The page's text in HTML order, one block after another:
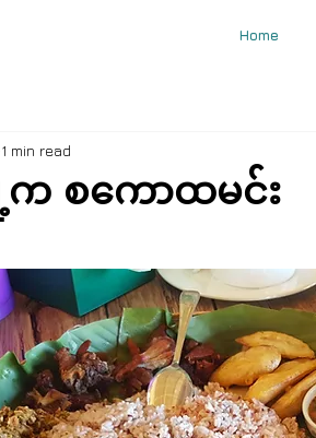
Home
က စကောထမင်း
1 min read